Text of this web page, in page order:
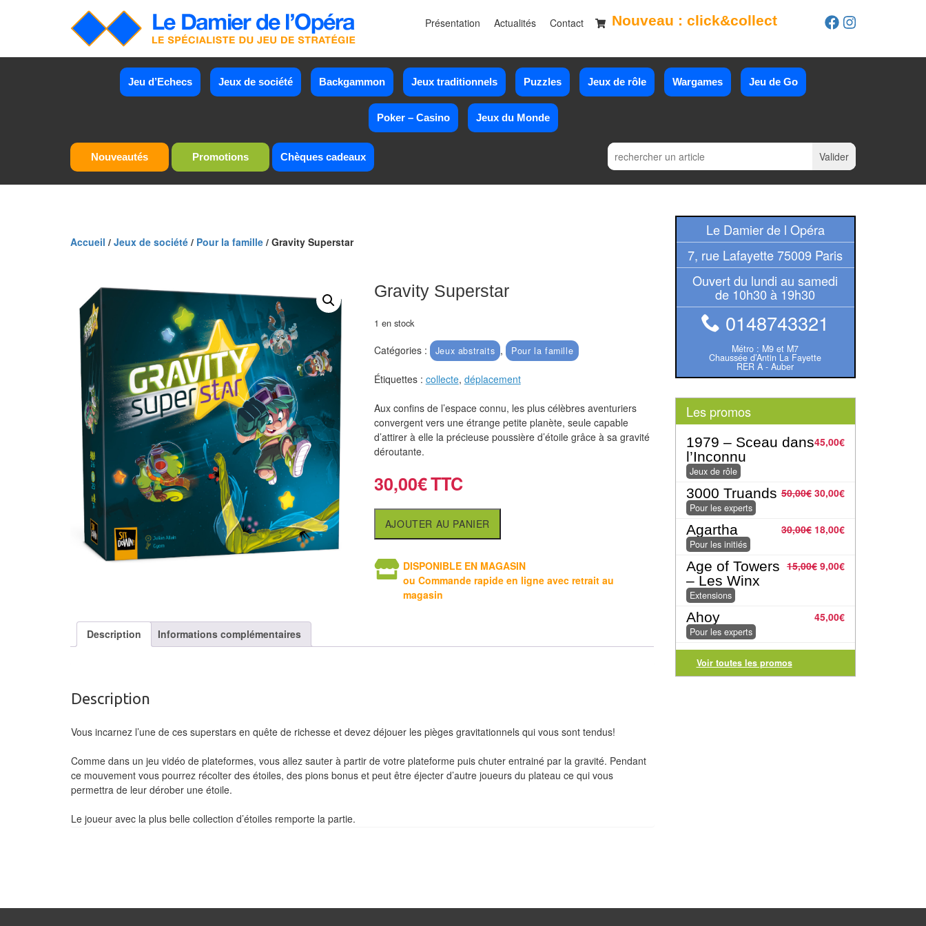
Présentation Actualités Contact Nouveau : click&collect
Jeu d’Echecs Jeux de société Backgammon Jeux traditionnels Puzzles Jeux de rôle Wargames Jeu de Go
Poker – Casino Jeux du Monde
Nouveautés Promotions Chèques cadeaux
Accueil / Jeux de société / Pour la famille / Gravity Superstar
Gravity Superstar
1 en stock
Catégories : Jeux abstraits , Pour la famille
Étiquettes : collecte, déplacement
Aux confins de l’espace connu, les plus célèbres aventuriers
convergent vers une étrange petite planète, seule capable
d’attirer à elle la précieuse poussière d’étoile grâce à sa gravité
déroutante.
30,00€
AJOUTER AU PANIER
DISPONIBLE EN MAGASIN
ou Commande rapide en ligne avec retrait au
magasin
Description Informations complémentaires
Description
Vous incarnez l’une de ces superstars en quête de richesse et devez déjouer les pièges gravitationnels qui vous sont tendus!
Comme dans un jeu vidéo de plateformes, vous allez sauter à partir de votre plateforme puis chuter entrainé par la gravité. Pendant
ce mouvement vous pourrez récolter des étoiles, des pions bonus et peut être éjecter d’autre joueurs du plateau ce qui vous
permettra de leur dérober une étoile.
Le joueur avec la plus belle collection d’étoiles remporte la partie.
Le Damier de l Opéra
7, rue Lafayette 75009 Paris
Ouvert du lundi au samedi
de 10h30 à 19h30
0148743321
Métro : M9 et M7
Chaussée d’Antin La Fayette
RER A - Auber
Les promos
45,00€
1979 – Sceau dans
l’Inconnu
Jeux de rôle
50,00€ 30,00€
3000 Truands
Pour les experts
30,00€ 18,00€
Agartha
Pour les initiés
15,00€ 9,00€
Age of Towers
– Les Winx
Extensions
45,00€
Ahoy
Pour les experts
Voir toutes les promos